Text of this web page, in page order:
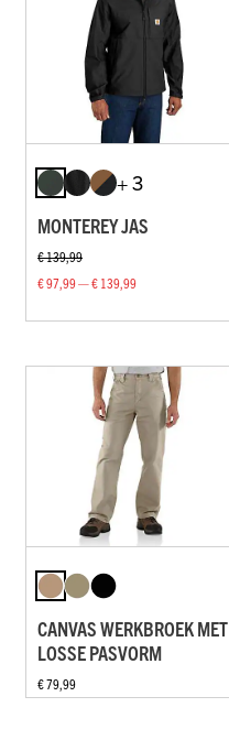
+ 3
MONTEREY JAS
€ 139,99
€ 97,99 — € 139,99
CANVAS WERKBROEK MET
LOSSE PASVORM
€ 79,99